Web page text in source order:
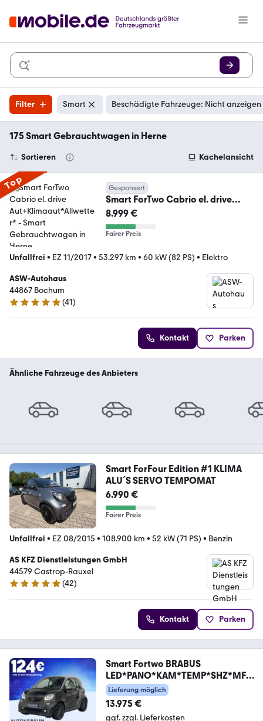
Filter Smart Beschädigte Fahrzeuge: Nicht anzeigen
175 Smart Gebrauchtwagen in Herne
Sortieren Kachelansicht
Top Gesponsert
Smart ForTwo Cabrio el. drive
Aut+Klimaaut*Allwetter*
8.999 €
Fairer Preis
Unfallfrei • EZ 11/2017• 53.297 km • 60 kW (82 PS) • Elektro
ASW-Autohaus
44867 Bochum
4.8 Sterne
(41)
Kontakt Parken
Ähnliche Fahrzeuge des Anbieters
Smart ForFour Edition #1 KLIMA
ALU´S SERVO TEMPOMAT
6.990 €
Fairer Preis
Unfallfrei • EZ 08/2015 • 108.900 km • 52 kW (71 PS) • Benzin
AS KFZ Dienstleistungen GmbH
44579 Castrop-Rauxel
5 Sterne
(42)
Kontakt Parken
Smart Fortwo BRABUS
LED*PANO*KAM*TEMP*SHZ*MFL
*LEDER
Lieferung möglich
13.975 €
ggf. zzgl. Lieferkosten